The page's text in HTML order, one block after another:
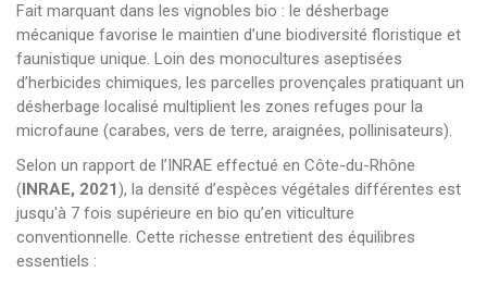
Fait marquant dans les vignobles bio : le désherbage
mécanique favorise le maintien d’une biodiversité floristique et
faunistique unique. Loin des monocultures aseptisées
d’herbicides chimiques, les parcelles provençales pratiquant un
désherbage localisé multiplient les zones refuges pour la
microfaune (carabes, vers de terre, araignées, pollinisateurs).
Selon un rapport de l’INRAE effectué en Côte-du-Rhône
(INRAE, 2021), la densité d’espèces végétales différentes est
jusqu'à 7 fois supérieure en bio qu’en viticulture
conventionnelle. Cette richesse entretient des équilibres
essentiels :